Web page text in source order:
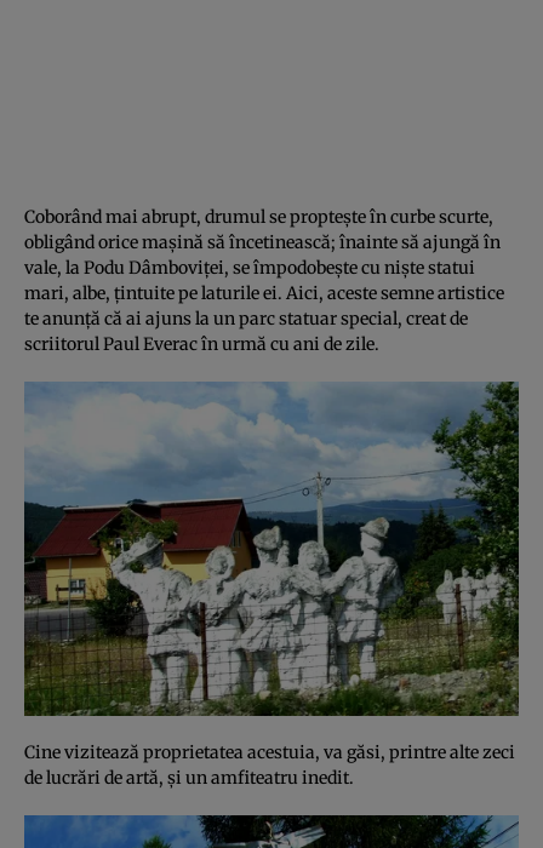
Coborând mai abrupt, drumul se propteşte în curbe scurte,
obligând orice maşină să încetinească; înainte să ajungă în
vale, la Podu Dâmboviţei, se împodobeşte cu nişte statui
mari, albe, ţintuite pe laturile ei. Aici, aceste semne artistice
te anunţă că ai ajuns la un parc statuar special, creat de
scriitorul Paul Everac în urmă cu ani de zile.
Cine vizitează proprietatea acestuia, va găsi, printre alte zeci
de lucrări de artă, şi un amfiteatru inedit.